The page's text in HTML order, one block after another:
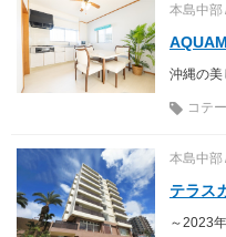
本島中部
コテ
本島中部
テラス